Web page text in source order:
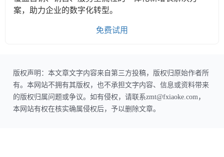
案，助力企业的数字化转型。
免费试用
版权声明：本文章文字内容来自第三方投稿，版权归原始作者所
有。本网站不拥有其版权，也不承担文字内容、信息或资料带来
的版权归属问题或争议。如有侵权，请联系zmt@fxiaoke.com，
本网站有权在核实确属侵权后，予以删除文章。